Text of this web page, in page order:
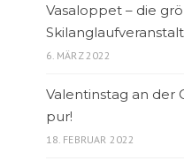
Vasaloppet – die
6. MÄRZ 2022
Valentinstag an der
pur!
18. FEBRUAR 2022